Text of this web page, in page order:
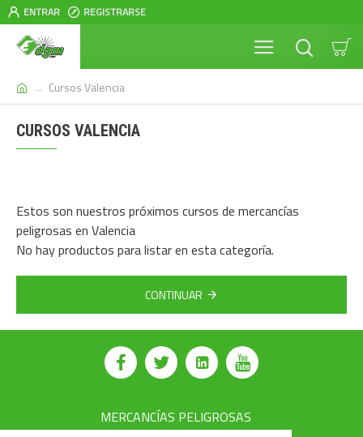
ENTRAR REGISTRARSE
Cursos Valencia
CURSOS VALENCIA
Estos son nuestros próximos cursos de mercancías
peligrosas en Valencia
No hay productos para listar en esta categoría.
CONTINUAR
MERCANCÍAS PELIGROSAS